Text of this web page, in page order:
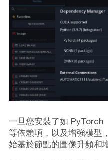
一旦您安裝了如 PyTorch
等依賴項，以及增強模型
始基於節點的圖像升頻和